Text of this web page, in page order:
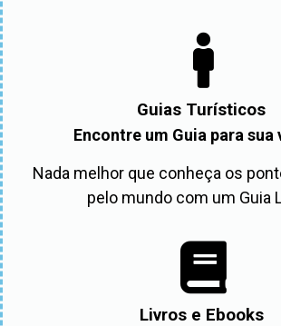
Guias Turísticos
Encontre um Guia para sua
Nada melhor que conheça os
pelo mundo com um Guia
Livros e Ebooks